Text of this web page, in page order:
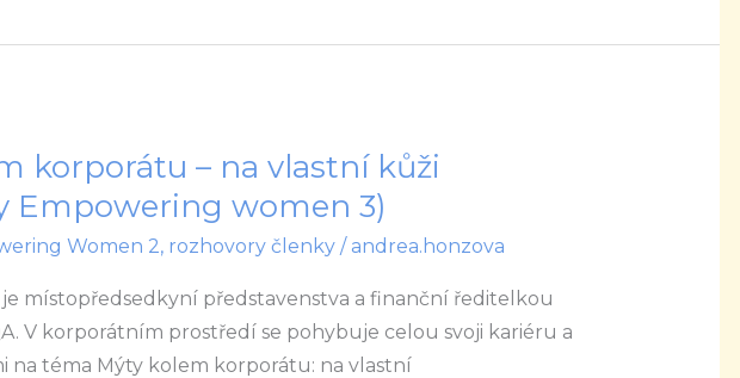
korporátu – na vlastní kůži
Empowering women 3)
Women 2, rozhovory členky/ andrea.honzova
je místopředsedkyní představenstva a finanční ředitelkou
V korporátním prostředí se pohybuje celou svoji kariéru a
na téma Mýty kolem korporátu: na vlastní